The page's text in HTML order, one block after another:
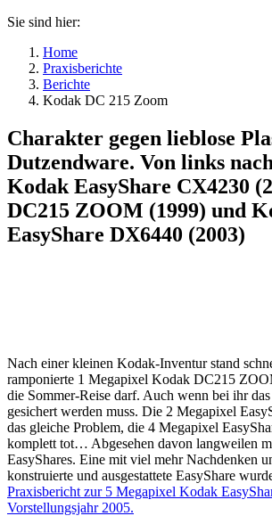
Sie sind hier:
Home
Praxisberichte
Berichte
Kodak DC 215 Zoom
Charakter gegen lieblose
Dutzendware. Von links
Kodak EasyShare CX4230
DC215 ZOOM (1999) und
EasyShare DX6440 (2003)
Nach einer kleinen Kodak-Inventur stand
ramponierte 1 Megapixel Kodak DC215
die Sommer-Reise darf. Auch wenn bei ihr
gesichert werden muss. Die 2 Megapixel
das gleiche Problem, die 4 Megapixel
komplett tot… Abgesehen davon langweilen
EasyShares. Eine mit viel mehr Nachdenken
konstruierte und ausgestattete EasyShare
Praxisbericht zur 5 Megapixel Kodak
Vorstellungsjahr 2005.